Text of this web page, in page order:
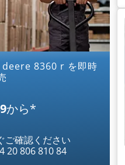
から*
ご確認ください
20 806 810 84